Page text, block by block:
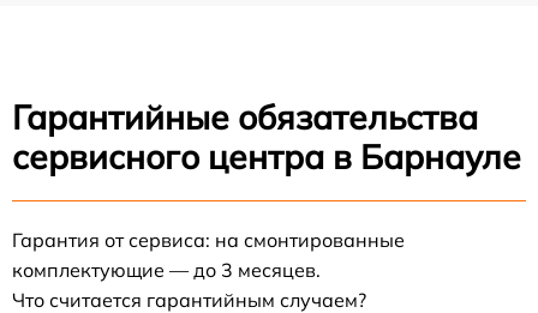
Гарантийные обязательства
сервисного центра в Барнауле
Гарантия от сервиса: на смонтированные
комплектующие — до 3 месяцев.
Что считается гарантийным случаем?